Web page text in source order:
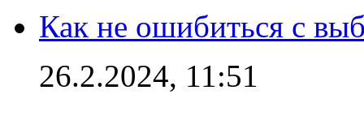
Как не ошибиться с
26.2.2024, 11:51